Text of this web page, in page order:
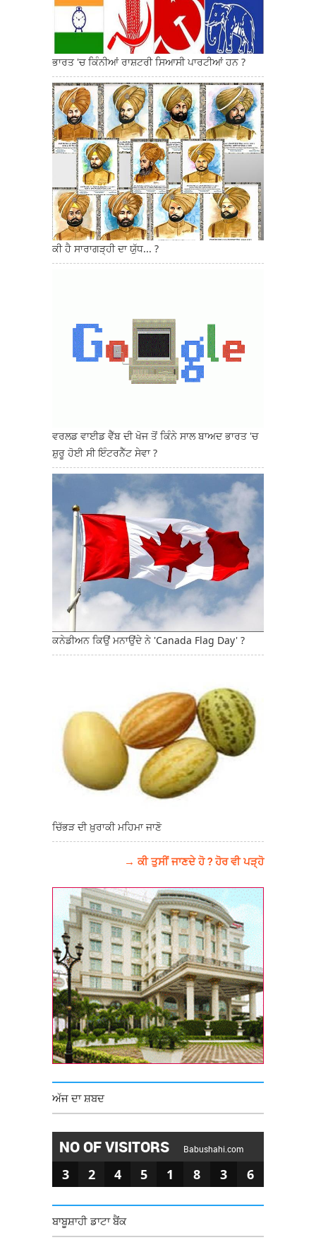
ਭਾਰਤ 'ਚ ਕਿੰਨੀਆਂ ਰਾਸ਼ਟਰੀ ਸਿਆਸੀ ਪਾਰਟੀਆਂ ਹਨ ?
ਕੀ ਹੈ ਸਾਰਾਗੜ੍ਹੀ ਦਾ ਯੁੱਧ... ?
ਵਰਲਡ ਵਾਈਡ ਵੈੱਬ ਦੀ ਖੋਜ ਤੋਂ ਕਿੰਨੇ ਸਾਲ ਬਾਅਦ ਭਾਰਤ 'ਚ
ਸ਼ੁਰੂ ਹੋਈ ਸੀ ਇੰਟਰਨੈੱਟ ਸੇਵਾ ?
ਕਨੇਡੀਅਨ ਕਿਉਂ ਮਨਾਉਂਦੇ ਨੇ 'Canada Flag Day' ?
ਚਿੱਭੜ ਦੀ ਖ਼ੁਰਾਕੀ ਮਹਿਮਾ ਜਾਣੋ
→ ਕੀ ਤੁਸੀਂ ਜਾਣਦੇ ਹੋ ? ਹੋਰ ਵੀ ਪੜ੍ਹੋ
ਅੱਜ ਦਾ ਸ਼ਬਦ
NO OF VISITORS Babushahi.com
3 2 4 5 1 8 3 6
ਬਾਬੂਸ਼ਾਹੀ ਡਾਟਾ ਬੈਂਕ